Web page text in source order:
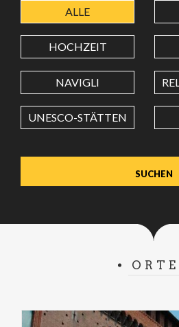
BREITENGRAD
LÄNGENGRAD
Wert in Dezimalgrad. Punkt
ALLE
HOCHZEIT
NAVIGLI
UNESCO-STÄTTEN
ORTE